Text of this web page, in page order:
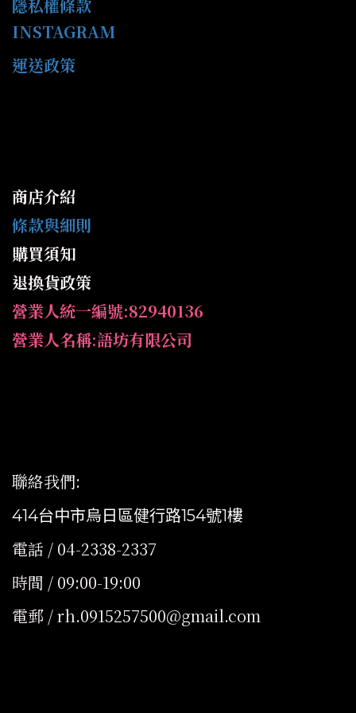
隱私權條款
INSTAGRAM
運送政策
商店介紹
條款與細則
購買須知
退換貨政策
營業人統一編號:82940136
營業人名稱:語坊有限公司
聯絡我們:
414台中市烏日區健行路154號1樓
電話 / 04-2338-2337
時間 / 09:00-19:00
電郵 / rh.0915257500@gmail.com